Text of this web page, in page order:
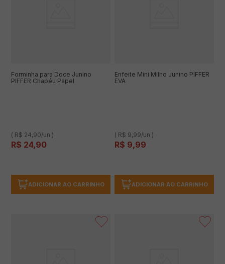
Forminha para Doce Junino
PIFFER Chapéu Papel
( R$ 24,90/un )
R$ 24,90
ADICIONAR AO CARRINHO
Enfeite Mini Milho Junino PIFFER
EVA
( R$ 9,99/un )
R$ 9,99
ADICIONAR AO CARRINHO